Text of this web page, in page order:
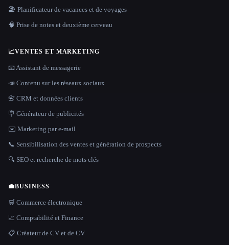
🏖 Planificateur de vacances et de voyages
🧠 Prise de notes et deuxième cerveau
📈VENTES ET MARKETING
📧 Assistant de messagerie
📣 Contenu sur les réseaux sociaux
📇 CRM et données clients
🪧 Générateur de publicités
✉️ Marketing par e-mail
📞 Sensibilisation des ventes et génération de prospects
🔍 SEO et recherche de mots clés
💼BUSINESS
🛒 Commerce électronique
📈 Comptabilité et Finance
📋 Créateur de CV et de CV